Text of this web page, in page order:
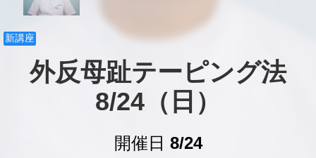
新講座
外反母趾テーピング法
8/24（日）
開催日 8/24